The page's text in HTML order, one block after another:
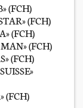
(FCH)
(FCH)
(FCH)
(FCH)
(FCH)
(FCH)